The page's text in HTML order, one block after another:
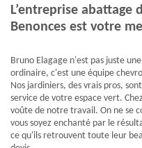
L’entreprise abattage
Benonces est votre
Bruno Elagage n'est pas juste
ordinaire, c'est une équipe
Nos jardiniers, des vrais pros,
service de votre espace vert.
voûte de notre travail. On ne se
vous soyez enchanté par le
ce qu'ils retrouvent toute leur